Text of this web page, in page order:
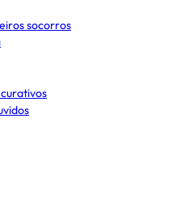
socorros